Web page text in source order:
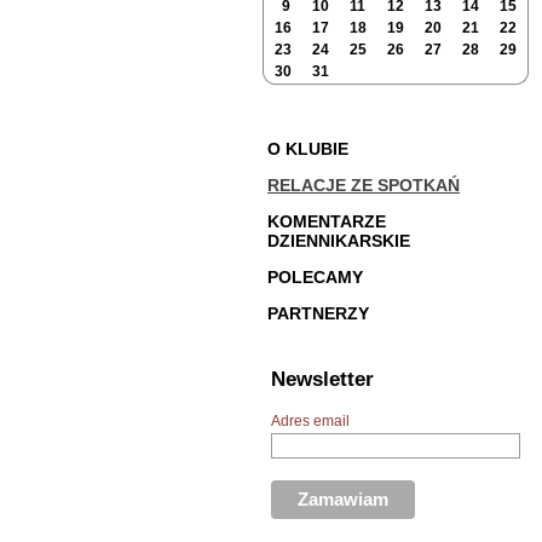
9
10 11 12 13 14
15
16
17 18 19 20 21
22
23
24 25 26 27 28
29
30
31
O KLUBIE
RELACJE ZE SPOTKAŃ
KOMENTARZE
DZIENNIKARSKIE
POLECAMY
PARTNERZY
Newsletter
Adres email